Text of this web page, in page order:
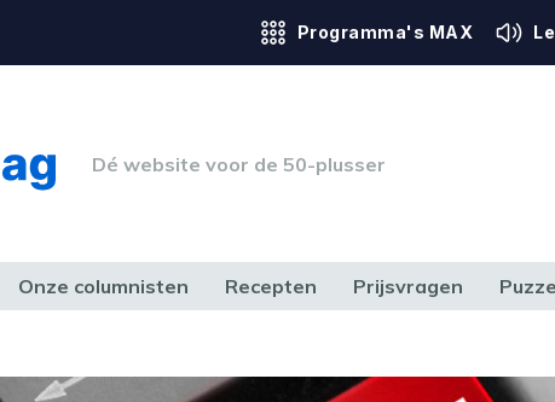
Programma's MAX
Dé website voor de 50-plusser
Onze columnisten Recepten Prijsvragen